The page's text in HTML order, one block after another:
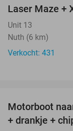
Laser Maze +
Unit 13
Nuth (6 km)
Verkocht: 431
Motorboot
+ drankje +